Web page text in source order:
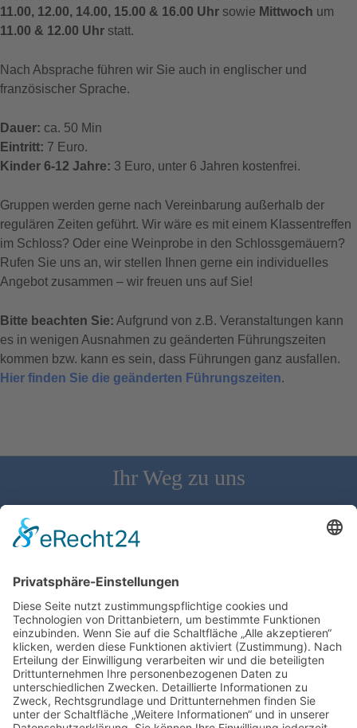
11.00, 12.00, 14.00, 15.00 & 16.00 Uhr sowie Mittwoch um
11.00 & 12.00 Uhr statt.
Nach Absprache führen wir Sie auch in englischer und
französischer Sprache.
Dauer: ca. 50 Min
Eintritt: 7 Euro.
Kinder 6-12 Jahre: 3 Euro, unter 6 Jahren kostenfrei.
Gruppen werden gerne nach Vereinbarung außerhalb der
regulären Zeiten geführt. Wir wäre es mit einem Klassentreffen
im Schloss? Oder eine Weinprobe in den Schlossgemäuern?
Rufen Sie uns an, wir stellen Ihnen gerne ein individuelles
Angebot zusammen – wir freuen uns auf Sie!
Bitte beachten Sie: Aufgrund von z.B. Veranstaltungen kann
es in wenigen Ausnahmen zu geänderten Führungszeiten
kommen bzw. kann es sein, dass Führungen ganz ausfallen.
Hier finden Sie die geänderten Führungszeiten.
Ihr Weg zu uns
Schloss Bürgeln, 79418 Schliengen | Telefon: 07626/237 | E-
Mail: direktion@schlossbuergeln.de
Wir benötigen Ihre Zustimmung, um den
Google Maps-Service zu laden!
Wir verwenden einen Service eines
Drittanbieters, um Karteninhalte einzubetten.
Dieser Service kann Daten zu Ihren Aktivitäten
sammeln. Bitte lesen Sie die Details durch und
stimmen Sie der Nutzung des Service zu, um